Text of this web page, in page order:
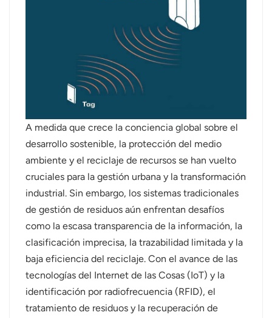
Nederland
عربي
Türk
Melayu
Polski
Tiếng Việt
Indonesia
A medida que crece la conciencia global sobre el
desarrollo sostenible, la protección del medio
ambiente y el reciclaje de recursos se han vuelto
cruciales para la gestión urbana y la transformación
industrial. Sin embargo, los sistemas tradicionales
de gestión de residuos aún enfrentan desafíos
como la escasa transparencia de la información, la
clasificación imprecisa, la trazabilidad limitada y la
baja eficiencia del reciclaje. Con el avance de las
tecnologías del Internet de las Cosas (IoT) y la
identificación por radiofrecuencia (RFID), el
tratamiento de residuos y la recuperación de